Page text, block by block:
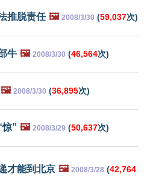
推脱责任 🖼️ 2008/3/30 (59,037次)
牛 🖼️ 2008/3/30 (46,564次)
🖼️ 2008/3/30 (36,895次)
” 🖼️ 2008/3/29 (50,637次)
才能到北京 🖼️ 2008/3/28 (42,764